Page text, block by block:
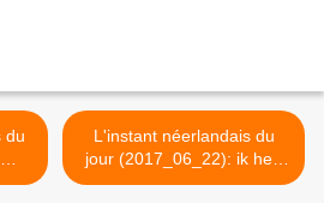
L'instant néerlandais du
jour (2017_06_22): ik heb
gesurveilleerd >